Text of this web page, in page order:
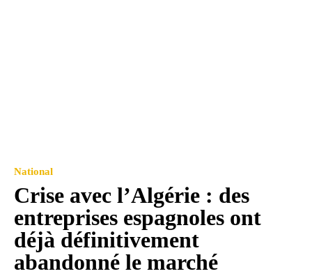
National
Crise avec l’Algérie : des
entreprises espagnoles ont
déjà définitivement
abandonné le marché